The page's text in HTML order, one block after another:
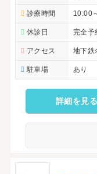
診療時間 10:00
休診日 完全予
アクセス 地下鉄
駐車場 あり
詳細を見る